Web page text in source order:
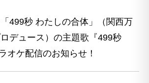
499秒 わたしの合体」（関西万
デュース）の主題歌『499秒
オケ配信のお知らせ！